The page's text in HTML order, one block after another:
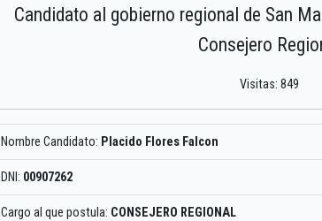
Candidato al gobierno regional de San
Consejero
Visitas: 849
Nombre Candidato: Placido Flores Falcon
DNI: 00907262
Cargo al que postula: CONSEJERO REGIONAL